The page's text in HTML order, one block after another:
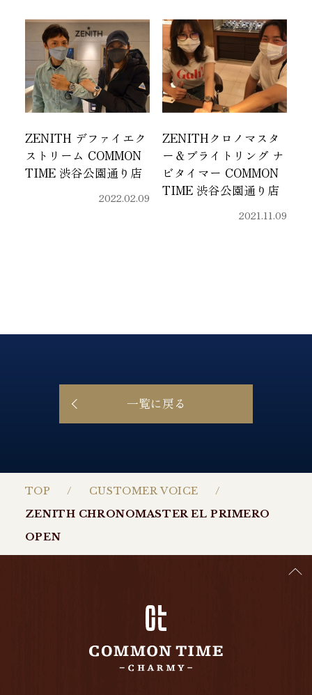
TOP
CUSTOMER VOICE
ZENITH CHRONOMASTER EL PRIMERO
OPEN
ZENITH デファイエク
ストリーム COMMON
TIME 渋谷公園通り店
2022.02.09
ZENITHクロノマスタ
ー＆ブライトリング ナ
ビタイマー COMMON
TIME 渋谷公園通り店
2021.11.09
一覧に戻る